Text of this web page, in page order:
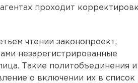
проходит
чтении законопроект,
незарегистрированные
Такие политобъединения и
о включении их в список